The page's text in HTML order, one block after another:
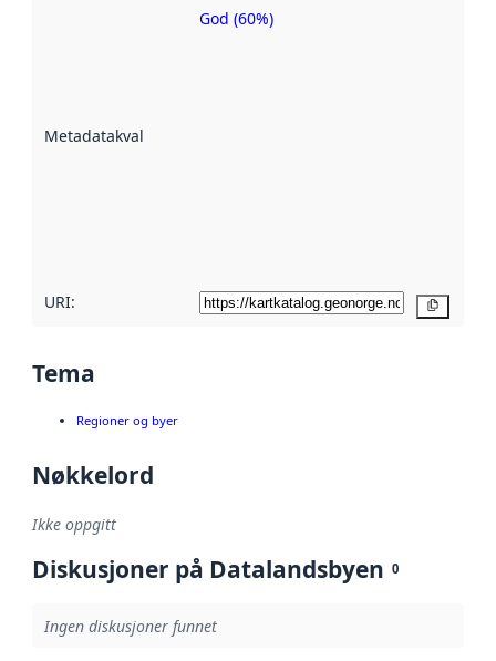
Metadatakvalitet
Metadatakvalitet
God (60%)
URI:
Tema
Regioner og byer
Nøkkelord
Ikke oppgitt
Diskusjoner på Datalandsbyen 0
Ingen diskusjoner funnet